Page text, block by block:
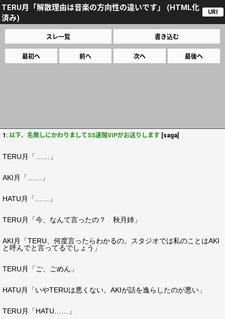
TERU月「解散理由は音楽の方向性の違いです」 (HTML化
済み)
URI
スレ一覧 書き込む
最初へ 前へ 次へ 最後へ
1: 以下、名無しにかわりましてSS速報VIPがお送りします [saga]
TERU月「……」
AKI月「……」
HATU月「……」
TERU月「今、なんて言ったの？ 秋月姉」
AKI月「TERU、何度言ったらわかるの。スタジオでは私のことはAKI
と呼んでと言ってるでしょう」
TERU月「ご、ごめん」
HATU月「いやTERUは悪くない。AKIが話を逸らしたのが悪い」
TERU月「HATU……」